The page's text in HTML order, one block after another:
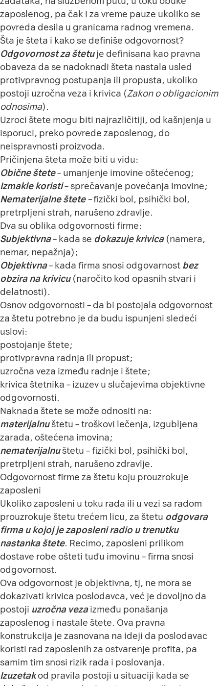
zaposlenog, pa čak i za vreme pauze ukoliko se
povreda desila u granicama radnog vremena.
Šta je šteta i kako se definiše odgovornost?
Odgovornost za štetuje definisana kao pravna
obaveza da se nadoknadi šteta nastala usled
protivpravnog postupanja ili propusta, ukoliko
postoji uzročna veza i krivica (Zakon o obligacionim
odnosima).
Uzroci štete mogu biti najrazličitiji, od kašnjenja u
isporuci, preko povrede zaposlenog, do
neispravnosti proizvoda.
Pričinjena šteta može biti u vidu:
Obične štete– umanjenje imovine oštećenog;
Izmakle koristi– sprečavanje povećanja imovine;
Nematerijalne štete–fizički bol, psihički bol,
pretrpljeni strah, narušeno zdravlje.
Dva su oblika odgovornosti firme:
Subjektivna– kada se dokazuje krivica(namera,
nemar, nepažnja);
Objektivna– kada firma snosi odgovarnost bez
obzira na krivicu(naročito kod opasnih stvari i
delatnosti).
Osnov odgovornosti – da bi postojala odgovornost
za štetu potrebno je da budu ispunjeni sledeći
uslovi:
postojanje štete;
protivpravna radnja ili propust;
uzročna veza između radnje i štete;
krivica štetnika – izuzev u slučajevima objektivne
odgovornosti.
Naknada štete se može odnositi na:
materijalnuštetu – troškovi lečenja, izgubljena
zarada, oštećena imovina;
nematerijalnuštetu – fizički bol, psihički bol,
pretrpljeni strah, narušeno zdravlje.
Odgovornost firme za štetu koju prouzrokuje
zaposleni
Ukoliko zaposleni u toku rada ili u vezi sa radom
prouzrokuje štetu trećem licu, za štetu odgovara
firma u kojoj je zaposleni radio u trenutku
nastanka štete. Recimo, zaposleni prilikom
dostave robe ošteti tuđu imovinu – firma snosi
odgovornost.
Ova odgovornost je objektivna, tj, ne mora se
dokazivati krivica poslodavca, već je dovoljno da
postoji uzročna vezaizmeđu ponašanja
zaposlenog i nastale štete. Ova pravna
konstrukcija je zasnovana na ideji da poslodavac
koristi rad zaposlenih za ostvarenje profita, pa
samim tim snosi rizik rada i poslovanja.
Izuzetakod pravila postoji u situaciji kada se